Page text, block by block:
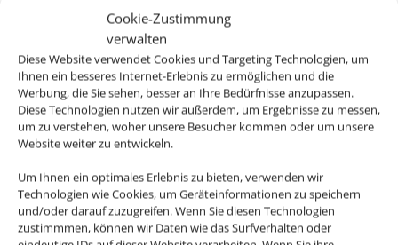
Cookie-Zustimmung
verwalten
Diese Website verwendet Cookies und Targeting Technologien, um
Ihnen ein besseres Internet-Erlebnis zu ermöglichen und die
Werbung, die Sie sehen, besser an Ihre Bedürfnisse anzupassen.
Diese Technologien nutzen wir außerdem, um Ergebnisse zu messen,
um zu verstehen, woher unsere Besucher kommen oder um unsere
Website weiter zu entwickeln.
Um Ihnen ein optimales Erlebnis zu bieten, verwenden wir
Technologien wie Cookies, um Geräteinformationen zu speichern
und/oder darauf zuzugreifen. Wenn Sie diesen Technologien
zustimmmen, können wir Daten wie das Surfverhalten oder
Online Check-In
Gepäck
BW
Caribbean Airlines
AGB